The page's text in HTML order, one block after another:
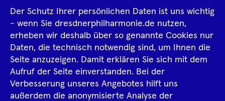
Impressum
Datenschutz­information AGB
Intern
Der Schutz Ihrer persönlichen Daten ist uns wichtig
- wenn Sie dresdnerphilharmonie.de nutzen,
erheben wir deshalb über so genannte Cookies nur
Daten, die technisch notwendig sind, um Ihnen die
Seite anzuzeigen. Damit erklären Sie sich mit dem
Aufruf der Seite einverstanden. Bei der
Verbesserung unseres Angebotes hilft uns
außerdem die anonymisierte Analyse der